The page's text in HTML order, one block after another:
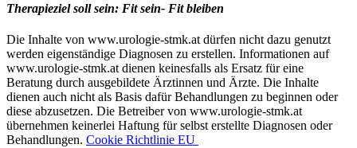
Therapieziel soll sein: Fit sein- Fit bleiben
Die Inhalte von www.urologie-stmk.at dürfen nicht dazu genutzt
werden eigenständige Diagnosen zu erstellen. Informationen auf
www.urologie-stmk.at dienen keinesfalls als Ersatz für eine
Beratung durch ausgebildete Ärztinnen und Ärzte. Die Inhalte
dienen auch nicht als Basis dafür Behandlungen zu beginnen oder
diese abzusetzen. Die Betreiber von www.urologie-stmk.at
übernehmen keinerlei Haftung für selbst erstellte Diagnosen oder
Behandlungen. Cookie Richtlinie EU